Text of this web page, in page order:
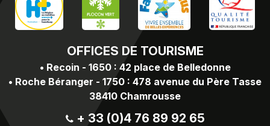
OFFICES DE TOURISME
• Recoin - 1650 : 42 place de Belledonne
• Roche Béranger - 1750 : 478 avenue du Père Tasse
38410 Chamrousse
+ 33 (0)4 76 89 92 65